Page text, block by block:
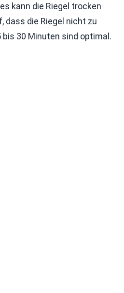
kann die Riegel trocken
dass die Riegel nicht zu
bis 30 Minuten sind optimal.